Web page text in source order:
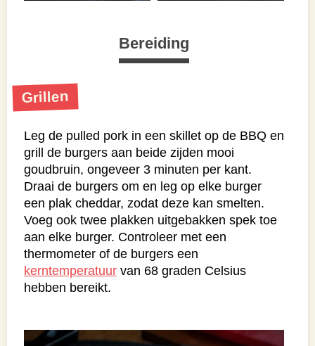
Bereiding
Grillen
Leg de pulled pork in een skillet op de BBQ en
grill de burgers aan beide zijden mooi
goudbruin, ongeveer 3 minuten per kant.
Draai de burgers om en leg op elke burger
een plak cheddar, zodat deze kan smelten.
Voeg ook twee plakken uitgebakken spek toe
aan elke burger. Controleer met een
thermometer of de burgers een
kerntemperatuur van 68 graden Celsius
hebben bereikt.